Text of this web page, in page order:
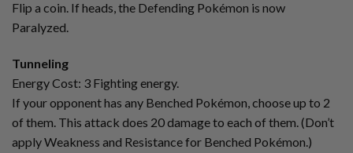
Flip a coin. If heads, the Defending Pokémon is now
Paralyzed.
Tunneling
Energy Cost: 3 Fighting energy.
If your opponent has any Benched Pokémon, choose up to 2
of them. This attack does 20 damage to each of them. (Don’t
apply Weakness and Resistance for Benched Pokémon.)